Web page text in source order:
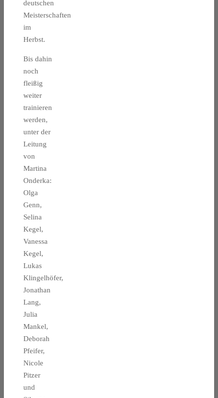
deutschen
Meisterschaften
im
Herbst.
Bis dahin
noch
fleißig
weiter
trainieren
werden,
unter der
Leitung
von
Martina
Onderka:
Olga
Genn,
Selina
Kegel,
Vanessa
Kegel,
Lukas
Klingelhöfer,
Jonathan
Lang,
Julia
Mankel,
Deborah
Pfeifer,
Nicole
Pitzer
und